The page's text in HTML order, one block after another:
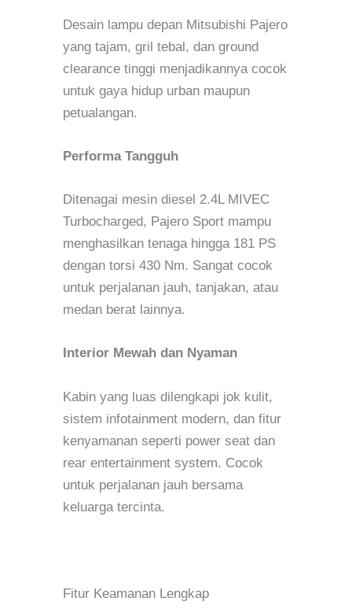
Desain lampu depan Mitsubishi Pajero
yang tajam, gril tebal, dan ground
clearance tinggi menjadikannya cocok
untuk gaya hidup urban maupun
petualangan.
Performa Tangguh
Ditenagai mesin diesel 2.4L MIVEC
Turbocharged, Pajero Sport mampu
menghasilkan tenaga hingga 181 PS
dengan torsi 430 Nm. Sangat cocok
untuk perjalanan jauh, tanjakan, atau
medan berat lainnya.
Interior Mewah dan Nyaman
Kabin yang luas dilengkapi jok kulit,
sistem infotainment modern, dan fitur
kenyamanan seperti power seat dan
rear entertainment system. Cocok
untuk perjalanan jauh bersama
keluarga tercinta.
Fitur Keamanan Lengkap